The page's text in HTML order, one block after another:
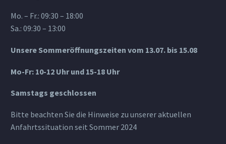
Mo. – Fr.: 09:30 – 18:00
Sa.: 09:30 – 13:00
Unsere Sommeröffnungszeiten vom 13.07. bis 15.08
Mo-Fr: 10-12 Uhr und 15-18 Uhr
Samstags geschlossen
Bitte beachten Sie die Hinweise zu unserer aktuellen
Anfahrtssituation seit Sommer 2024